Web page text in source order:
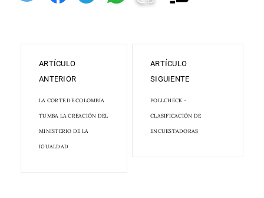
ARTÍCULO
ANTERIOR
LA CORTE DE COLOMBIA
TUMBA LA CREACIÓN DEL
MINISTERIO DE LA
IGUALDAD
ARTÍCULO
SIGUIENTE
POLLCHECK -
CLASIFICACIÓN DE
ENCUESTADORAS